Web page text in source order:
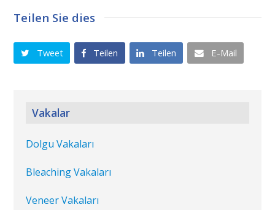
Teilen Sie dies
Tweet Teilen Teilen E-Mail
Vakalar
Dolgu Vakaları
Bleaching Vakaları
Veneer Vakaları